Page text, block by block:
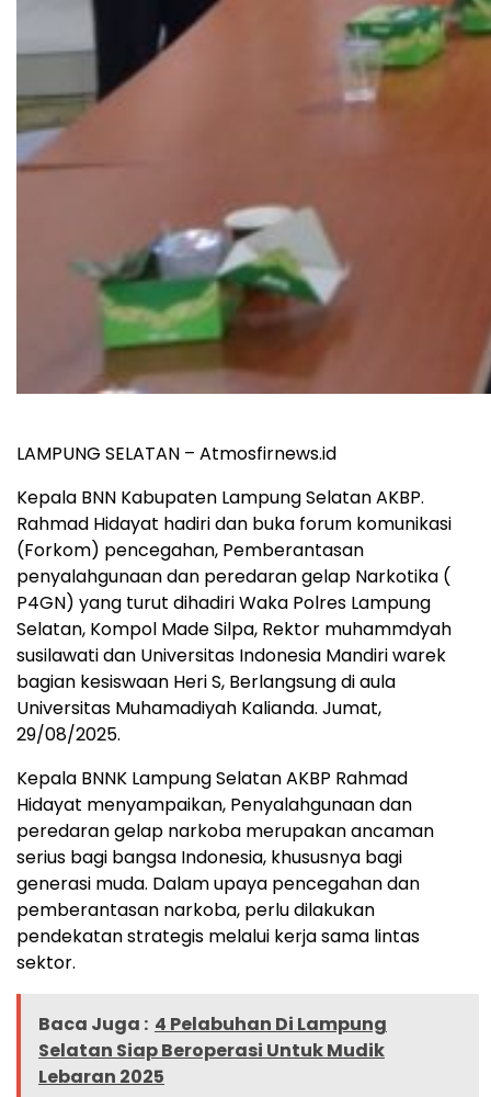
LAMPUNG SELATAN – Atmosfirnews.id
Kepala BNN Kabupaten Lampung Selatan AKBP.
Rahmad Hidayat hadiri dan buka forum komunikasi
(Forkom) pencegahan, Pemberantasan
penyalahgunaan dan peredaran gelap Narkotika (
P4GN) yang turut dihadiri Waka Polres Lampung
Selatan, Kompol Made Silpa, Rektor muhammdyah
susilawati dan Universitas Indonesia Mandiri warek
bagian kesiswaan Heri S, Berlangsung di aula
Universitas Muhamadiyah Kalianda. Jumat,
29/08/2025.
Kepala BNNK Lampung Selatan AKBP Rahmad
Hidayat menyampaikan, Penyalahgunaan dan
peredaran gelap narkoba merupakan ancaman
serius bagi bangsa Indonesia, khususnya bagi
generasi muda. Dalam upaya pencegahan dan
pemberantasan narkoba, perlu dilakukan
pendekatan strategis melalui kerja sama lintas
sektor.
Baca Juga : 4 Pelabuhan Di Lampung
Selatan Siap Beroperasi Untuk Mudik
Lebaran 2025